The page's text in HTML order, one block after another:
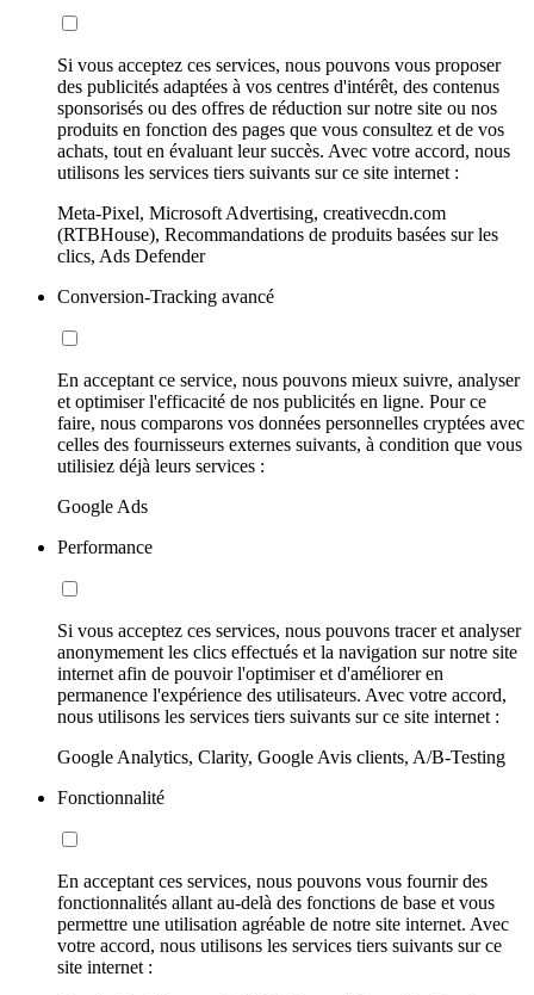
Si vous acceptez ces services, nous pouvons vous proposer
des publicités adaptées à vos centres d'intérêt, des contenus
sponsorisés ou des offres de réduction sur notre site ou nos
produits en fonction des pages que vous consultez et de vos
achats, tout en évaluant leur succès. Avec votre accord, nous
utilisons les services tiers suivants sur ce site internet :
Meta-Pixel, Microsoft Advertising, creativecdn.com
(RTBHouse), Recommandations de produits basées sur les
clics, Ads Defender
Conversion-Tracking avancé
En acceptant ce service, nous pouvons mieux suivre, analyser
et optimiser l'efficacité de nos publicités en ligne. Pour ce
faire, nous comparons vos données personnelles cryptées avec
celles des fournisseurs externes suivants, à condition que vous
utilisiez déjà leurs services :
Google Ads
Performance
Si vous acceptez ces services, nous pouvons tracer et analyser
anonymement les clics effectués et la navigation sur notre site
internet afin de pouvoir l'optimiser et d'améliorer en
permanence l'expérience des utilisateurs. Avec votre accord,
nous utilisons les services tiers suivants sur ce site internet :
Google Analytics, Clarity, Google Avis clients, A/B-Testing
Fonctionnalité
En acceptant ces services, nous pouvons vous fournir des
fonctionnalités allant au-delà des fonctions de base et vous
permettre une utilisation agréable de notre site internet. Avec
votre accord, nous utilisons les services tiers suivants sur ce
site internet :